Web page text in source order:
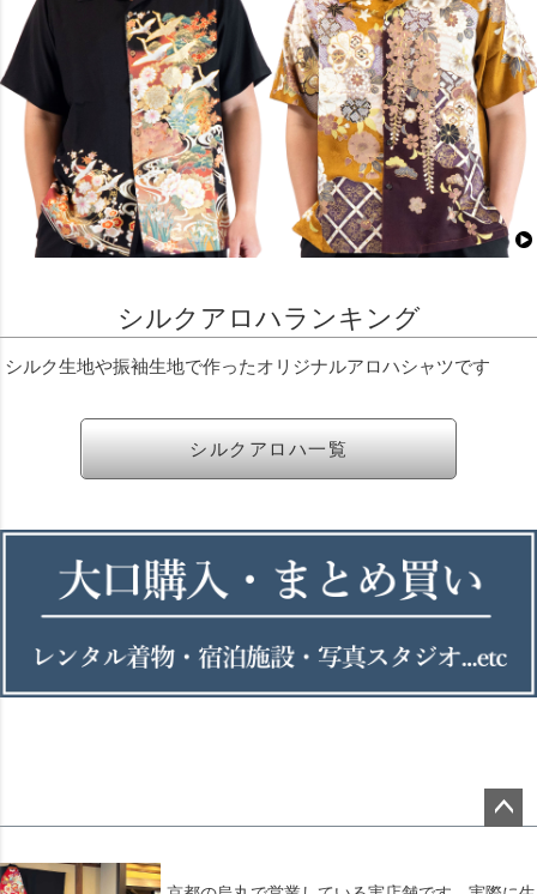
シルクアロハランキング
シルク生地や振袖生地で作ったオリジナルアロハシャツです
シルクアロハ一覧